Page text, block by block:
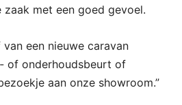
met een goed gevoel.
een nieuwe caravan
of onderhoudsbeurt of
aan onze showroom.”